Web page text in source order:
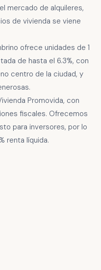
mercado de alquileres,
de vivienda se viene
ofrece unidades de 1
de hasta el 6.3%, con
centro de la ciudad, y
Promovida, con
fiscales. Ofrecemos
para inversores, por lo
renta líquida.